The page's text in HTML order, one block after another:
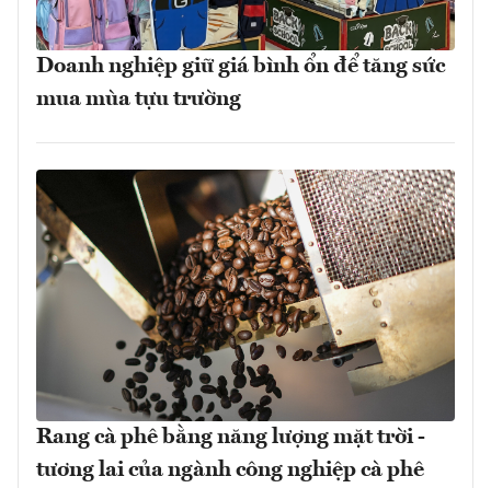
Doanh nghiệp giữ giá bình ổn để tăng sức
mua mùa tựu trường
Rang cà phê bằng năng lượng mặt trời -
tương lai của ngành công nghiệp cà phê